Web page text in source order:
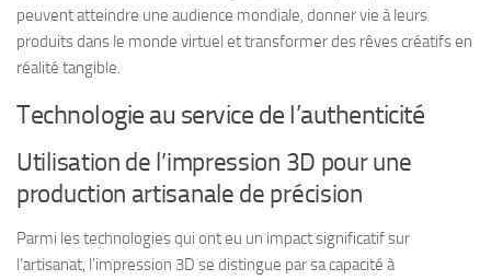
peuvent atteindre une audience mondiale, donner vie à leurs
produits dans le monde virtuel et transformer des rêves créatifs en
réalité tangible.
Technologie au service de l’authenticité
Utilisation de l’impression 3D pour une
production artisanale de précision
Parmi les technologies qui ont eu un impact significatif sur
l’artisanat, l’impression 3D se distingue par sa capacité à